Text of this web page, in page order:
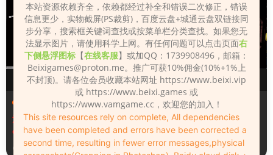
场景（Scenes）
汉化版Fall_Of_Dynasty_Silh
ouette_Play_Bug_Fixed_2&
《王朝陨落》剪影玩法修复版
6天前
场景（Scenes）
Fall_Of_Dynasty_Silhouette
_Play_Bug_Fixed_2
6天前
本站资源依赖齐全，依赖都经过补全和错误二次修正，错误
信息更少，实物截屏(PS裁剪)，百度云盘+城通云盘双链接同
步分享，搜索框关键词查找或按菜单栏分类查找。如果您无
法显示图片，请使用科学上网。有任何问题可以点击页面右
下侧悬浮图标 【在线客服】或加QQ：1739908496，邮箱：
Beixigames@proton.me。推广可获10%佣金(10%+1%上
不封顶)。请各位会员收藏本站网址 https://www.beixi.vip
或 https://www.beixi.games 或
https://www.vamgame.cc，欢迎您的加入！
This site resources rely on complete, All dependencies
have been completed and errors have been corrected a
second time, resulting in fewer error messages,physical